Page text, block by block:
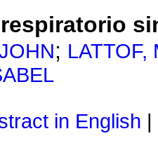
; LATTOF,
in English